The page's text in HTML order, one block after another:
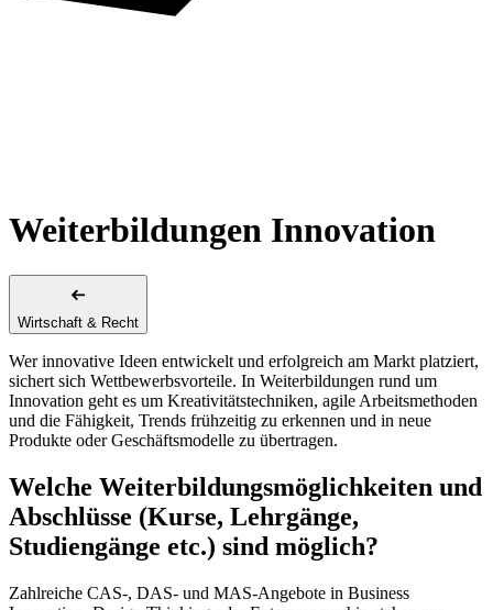
Weiterbildungen Innovation
Wirtschaft & Recht
Wer innovative Ideen entwickelt und erfolgreich am Markt platziert,
sichert sich Wettbewerbsvorteile. In Weiterbildungen rund um
Innovation geht es um Kreativitätstechniken, agile Arbeitsmethoden
und die Fähigkeit, Trends frühzeitig zu erkennen und in neue
Produkte oder Geschäftsmodelle zu übertragen.
Welche Weiterbildungsmöglichkeiten und
Abschlüsse (Kurse, Lehrgänge,
Studiengänge etc.) sind möglich?
Zahlreiche CAS-, DAS- und MAS-Angebote in Business